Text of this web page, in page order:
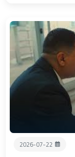
2026-07-22